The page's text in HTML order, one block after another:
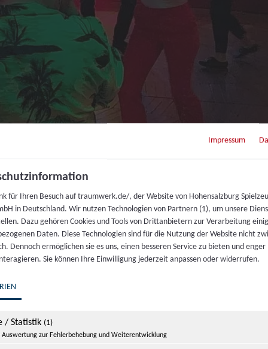
Abend.
auch im November wieder heiße Musik und
Impressum
für Ihren Besuch auf traumwerk.de/, der Website von Hohensalzburg
in Deutschland. Wir nutzen Technologien von Partnern (1), um unsere
Dazu gehören Cookies und Tools von Drittanbietern zur Verarbeitung
Daten. Diese Technologien sind für die Nutzung der Website nicht
Dennoch ermöglichen sie es uns, einen besseren Service zu bieten und
Sie können Ihre Einwilligung jederzeit anpassen oder widerrufen.
/ Statistik (1)
Auswertung zur Fehlerbehebung und Weiterentwicklung